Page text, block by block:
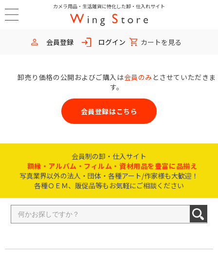
カメラ用品・生活雑貨に特化した卸・仕入れサイト
会員登録 ログイン カートを見る
卸売り価格の公開およびご購入は会員のみ とさせていただきま
す。
会員登録はこちら
会員制の卸・仕入サイト
額縁・アルバム・フィルム・資材用品を豊富に品揃え
写真業界以外の法人・団体・各種アート/作家様も大歓迎！
各種ＯＥＭ、販促品等もお気軽にご相談ください